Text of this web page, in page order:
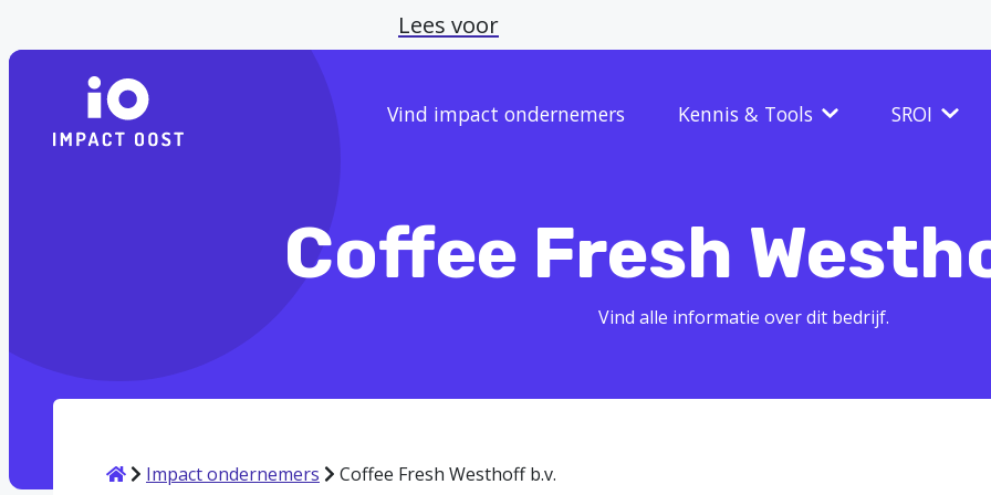
Lees voor
Vind impact ondernemers Kennis & Tools SROI
Coffee Fresh
Vind alle informatie over dit bedrijf.
HomeImpact ondernemers Coffee Fresh Westhoff b.v.